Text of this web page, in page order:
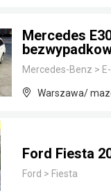
Mercedes
Mercedes-Benz >
Warszawa/
Ford Fiesta
Ford > Fiesta